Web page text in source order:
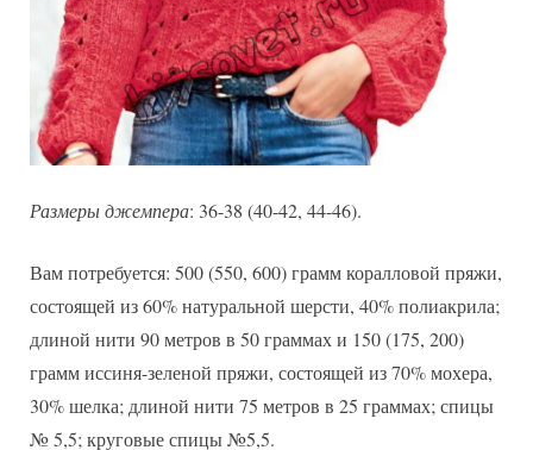
Размеры джемпера: 36-38 (40-42, 44-46).
Вам потребуется: 500 (550, 600) грамм коралловой пряжи,
состоящей из 60% натуральной шерсти, 40% полиакрила;
длиной нити 90 метров в 50 граммах и 150 (175, 200)
грамм иссиня-зеленой пряжи, состоящей из 70% мохера,
30% шелка; длиной нити 75 метров в 25 граммах; спицы
№ 5,5; круговые спицы №5,5.